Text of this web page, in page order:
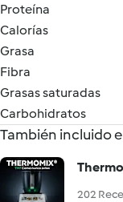
Proteína
Calorías
Grasa
Fibra
Grasas saturadas
Carbohidratos
También incluido
202